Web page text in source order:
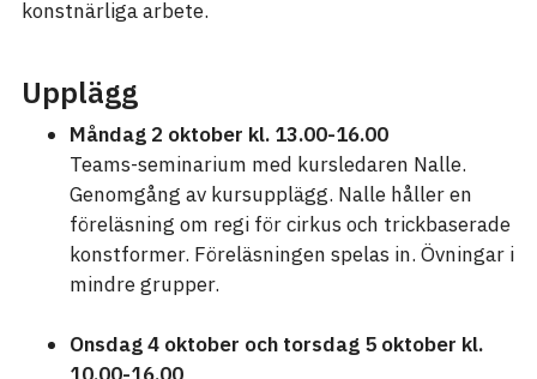
konstnärliga arbete.
Upplägg
Måndag 2 oktober kl. 13.00-16.00
Teams-seminarium med kursledaren Nalle.
Genomgång av kursupplägg. Nalle håller en
föreläsning om regi för cirkus och trickbaserade
konstformer. Föreläsningen spelas in. Övningar i
mindre grupper.
Onsdag 4 oktober och torsdag 5 oktober kl.